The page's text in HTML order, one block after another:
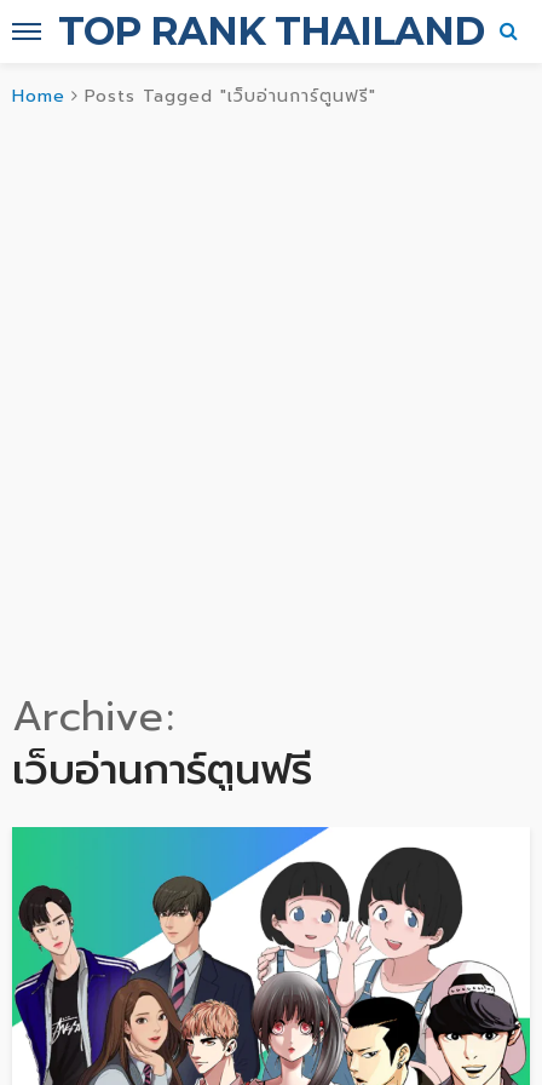
TOP RANK THAILAND
Home Posts Tagged "เว็บอ่านการ์ตูนฟรี"
Archive
เว็บอ่านการ์ตูนฟรี